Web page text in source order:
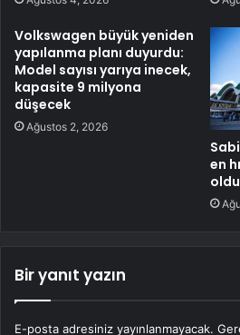
Volkswagen büyük yeniden
yapılanma planı duyurdu:
Model sayısı yarıya inecek,
kapasite 9 milyona
düşecek
Ağustos 2, 2026
en
oldu
Bir yanıt yazın
E-posta adresiniz yayınlanmayacak.